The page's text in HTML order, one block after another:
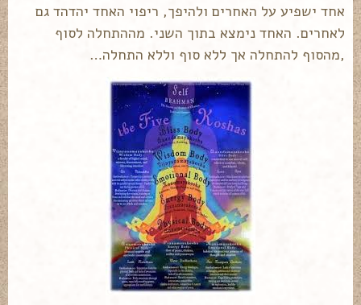
אחד ישפיע על האחרים ולהיפך, ריפוי האחד יהדהד גם
לאחרים. האחד נימצא בתוך השני. מההתחלה לסוף
,מהסוף להתחלה אך ללא סוף וללא התחלה…